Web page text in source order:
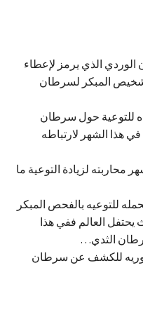
الوردي الذي يرمز لإعطاء
المبكر لسرطان
للتوعية حول سرطان
هذا الشهر لارتباطه
محاربته لزيادة التوعية ما
للتوعيه بالفحص المبكر
العالم ففي هذا
الثدي…
للكشف عن سرطان